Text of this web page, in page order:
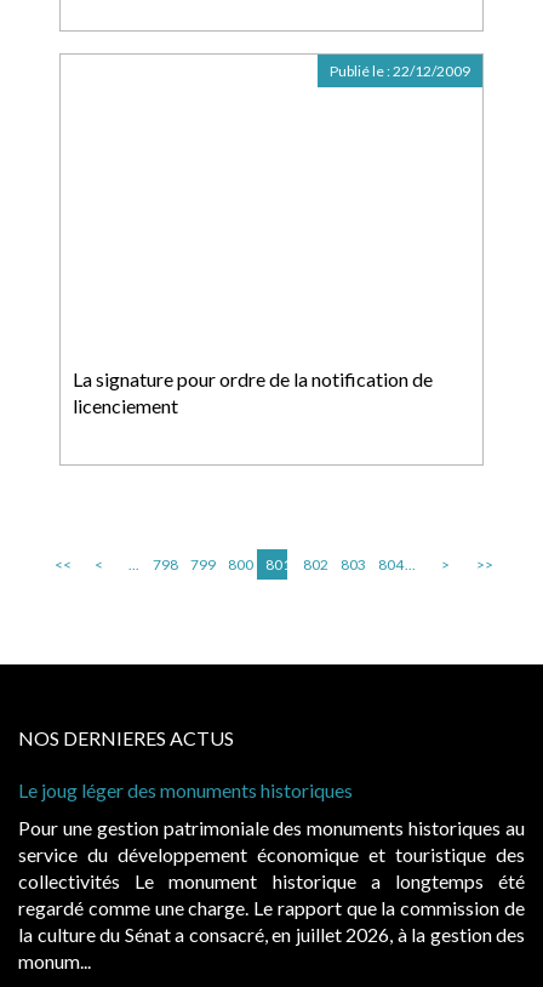
La signature pour ordre de la notification de
licenciement
Publié le :22/12/2009
<< < ... 798 799 800 801 802 803 804... > >>
NOS DERNIERES ACTUS
Le joug léger des monuments historiques
Pour une gestion patrimoniale des monuments historiques au
service du développement économique et touristique des
collectivités Le monument historique a longtemps été
regardé comme une charge. Le rapport que la commission de
la culture du Sénat a consacré, en juillet 2026, à la gestion des
monum...